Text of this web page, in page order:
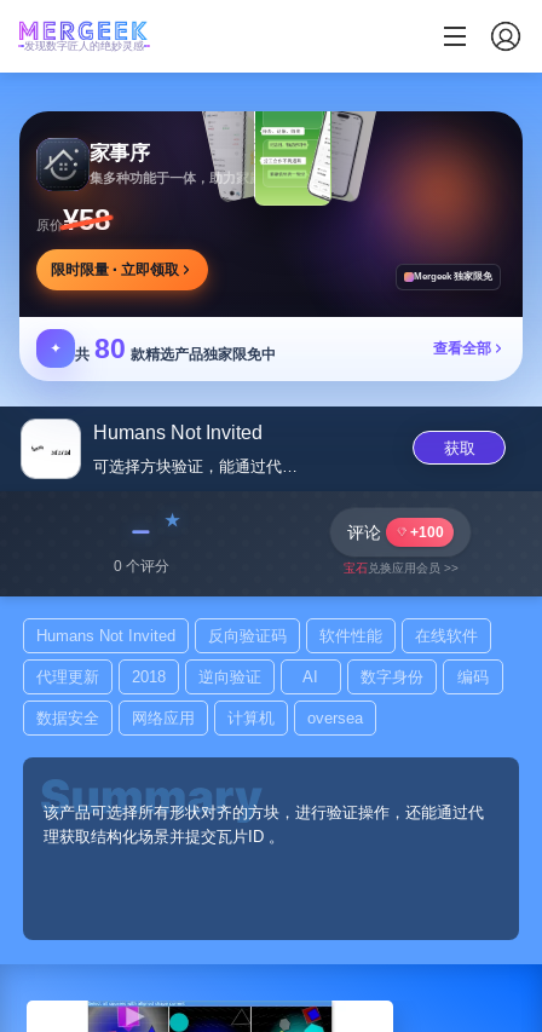
发现数字匠人的绝妙灵感
家事序
集多种功能于一体，助力家庭生活有序协作
原价¥58
限时限量 · 立即领取 Mergeek 独家限免
✦ 共 80 款精选产品独家限免中 查看全部
Humans Not Invited
可选择方块验证，能通过代理获取...
获取
﹣
0 个评分
评论 +100
宝石兑换应用会员 >>
Humans Not Invited 反向验证码 软件性能 在线软件
代理更新 2018 逆向验证 AI 数字身份 编码
数据安全 网络应用 计算机 oversea
该产品可选择所有形状对齐的方块，进行验证操作，还能通过代
理获取结构化场景并提交瓦片ID 。